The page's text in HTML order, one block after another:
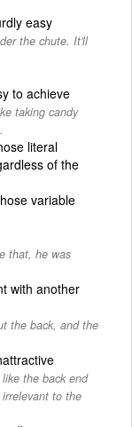
easy
the chute. It'll
to achieve
taking candy
literal
of the
variable
that, he was
with another
the back, and the
the back end
to the